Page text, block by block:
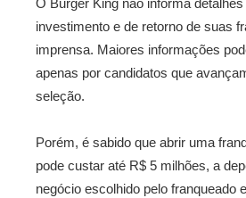
O Burger King não informa
investimento e de retorno de suas
imprensa. Maiores informações
apenas por candidatos que
seleção.
Porém, é sabido que abrir uma
pode custar até R$ 5 milhões, a
negócio escolhido pelo franqueado